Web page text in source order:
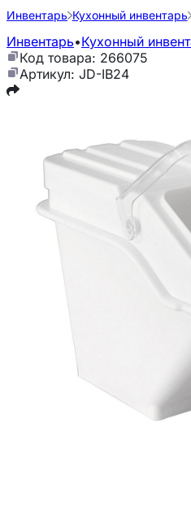
Инвентарь Кухонный инвентарь
Инвентарь•Кухонный
Код товара: 266075
Артикул: JD-IB24